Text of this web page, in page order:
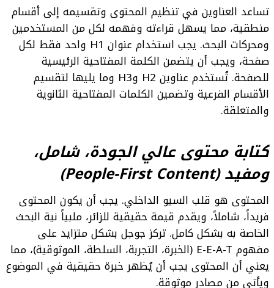
تساعد العناوين في تنظيم المحتوى وتقسيمه إلى أقسام
منطقية، مما يسهل قراءته وفهمه لكل من المستخدمين
ومحركات البحث. يجب استخدام عنوان H1 واحد فقط لكل
صفحة، ويجب أن يتضمن الكلمة المفتاحية الرئيسية
للصفحة. تُستخدم عناوين H2 وH3 وما يليها لتقسيم
الأقسام الفرعية وتضمين الكلمات المفتاحية الثانوية
والمتعلقة.
كتابة محتوى عالي الجودة، شامل،
ومفيد (People-First Content)
المحتوى هو قلب السيو الداخلي. يجب أن يكون المحتوى
فريداً، شاملاً، ويقدم قيمة حقيقية للزائر، ملبياً نية البحث
الخاصة به بشكل كامل. تركز جوجل بشكل متزايد على
مفهوم E-E-A-T (الخبرة، التجربة، السلطة، الموثوقية)، مما
يعني أن المحتوى يجب أن يُظهر خبرة حقيقية في الموضوع
ويأتي من مصادر موثوقة.